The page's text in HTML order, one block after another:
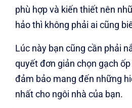
phù hợp và kiến thiết nên
hảo thì không phải ai cũng
Lúc này bạn cũng cần phải
quyết đơn giản chọn gạch
đảm bảo mang đến những
nhất cho ngôi nhà của bạn.